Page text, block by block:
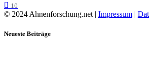
10
© 2024 Ahnenforschung.net | Impressum |
Neueste Beiträge